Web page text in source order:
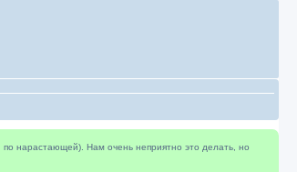
нарастающей). Нам очень неприятно это делать, но